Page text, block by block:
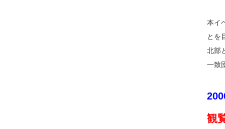
本イ
とを
北部
一致
観